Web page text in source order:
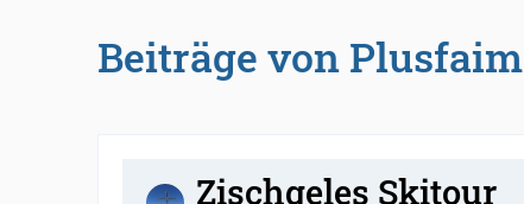
Beiträge von Plusfaim
Zischgeles Skitour